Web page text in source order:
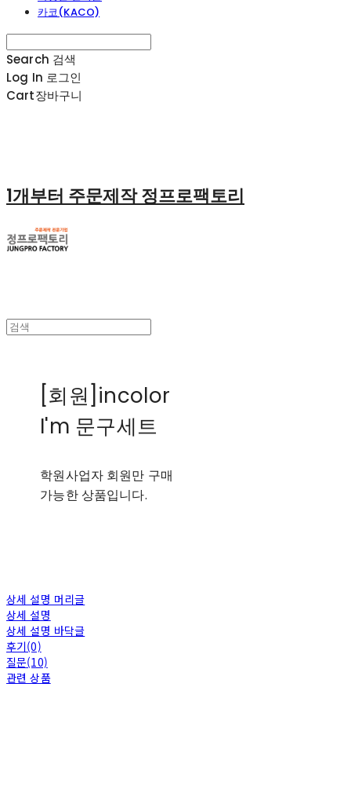
카코(KACO)
Search 검색
Log In 로그인
Cart장바구니
1개부터 주문제작 정프로팩토리
[회원]incolor
I'm 문구세트
학원사업자 회원만 구매
가능한 상품입니다.
상세 설명 머리글
상세 설명
상세 설명 바닥글
후기(0)
질문(10)
관련 상품